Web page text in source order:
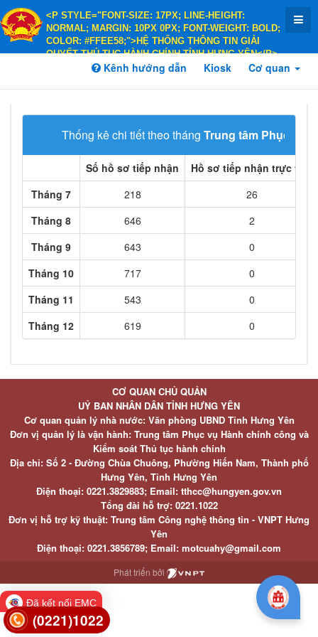
<P STYLE="FONT-SIZE: 17PX; LINE-HEIGHT:
NORMAL; MARGIN: 10PX 0PX; FONT-WEIGHT: BOLD;
COLOR: #FFEE58;">HỆ THỐNG THÔNG TIN GIẢI
QUYẾT THỦ TỤC HÀNH CHÍNH TỈNH HƯNG YÊN</P>
<P STYLE="FONT-SIZE: 14PX; LINE-HEIGHT:
COLOR: #FFEE58;">HÀNH CHÍNH PHỤC VỤ</P>
Kênh hướng dẫn Kiosk Cơ quan
Thống kê chi tiết theo tháng Trung tâm Phục vụ
Số hồ sơ tiếp nhận
Hồ sơ tiếp nhận trực tiếp
Tháng 7
218
26
Tháng 8
646
2
Tháng 9
643
0
Tháng 10
717
0
Tháng 11
543
0
Tháng 12
619 0
(0221)1022
CƠ QUAN CHỦ QUẢN
UỶ BAN NHÂN DÂN TỈNH HƯNG YÊN
Cơ quan quản lý nhà nước: Văn phòng UBND Tỉnh Hưng Yên
Đơn vị quản lý là vận hành: Trung tâm Phục vụ Hành chính công và
Kiểm soát Thủ tục hành chính
Địa chỉ: Số 2 - Đường Chùa Chuông, Phường Hiến Nam, Thành phố
Hưng Yên, Tỉnh Hưng Yên
Điện thoại: 0221.3829883; Email: tthcc@hungyen.gov.vn
Tổng đài hỗ trợ: 0221.1022
Đơn vị hỗ trợ kỹ thuật: Trung tâm Công nghệ thông tin - VNPT Hưng
Yên
Điện thoại: 0221.3856789; Email: motcuahy@gmail.com
Phát triển bởi
Đã kết nối EMC